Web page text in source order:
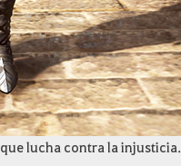
lucha contra la injusticia.